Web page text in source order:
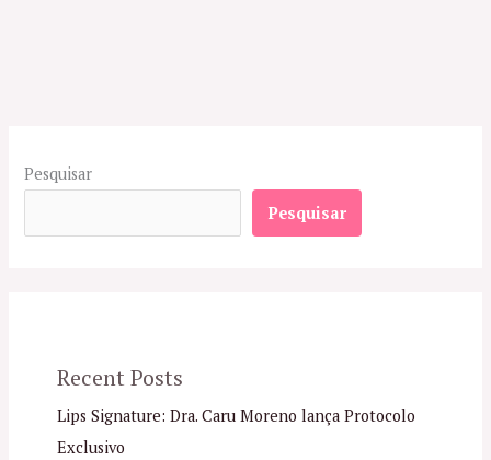
Pesquisar
Pesquisar
Recent Posts
Lips Signature: Dra. Caru Moreno lança Protocolo
Exclusivo